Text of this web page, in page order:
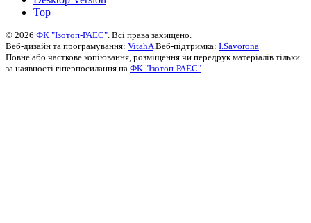
Top
© 2026 ФК "Ізотоп-РАЕС" . Всі права захищено.
Веб-дизайн та програмування: VitahA Веб-підтримка: I.Savorona
Повне або часткове копіювання, розміщення чи передрук матеріалів тільки
за наявності гіперпосилання на ФК "Ізотоп-РАЕС"